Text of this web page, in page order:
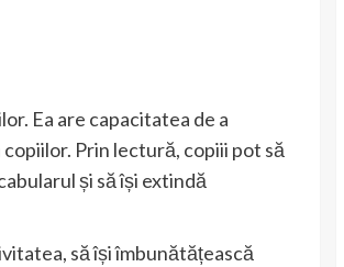
Ea are capacitatea de a
Prin lectură, copiii pot să
și să își extindă
să își îmbunătățească